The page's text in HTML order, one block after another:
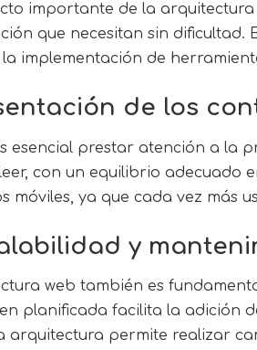
importante de la
que necesitan sin dificultad.
implementación de
de los
esencial prestar atención a la
con un equilibrio adecuado
móviles, ya que cada vez más
y
web también es
planificada facilita la adición
arquitectura permite realizar